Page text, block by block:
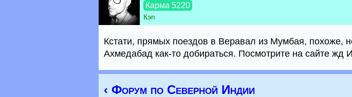
Карма 5220
Кэп
Кстати, прямых поездов в Веравал из Мумбая, похоже,
Ахмедабад как-то добираться. Посмотрите на сайте жд
‹ Форум по Северной Индии